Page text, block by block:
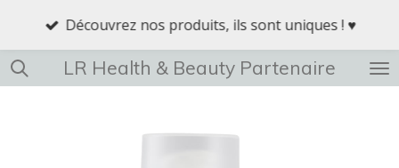
Passer
contenu
principal
LR Health & Beauty Partenaire
Découvrez nos produits, ils sont uniques ! ♥